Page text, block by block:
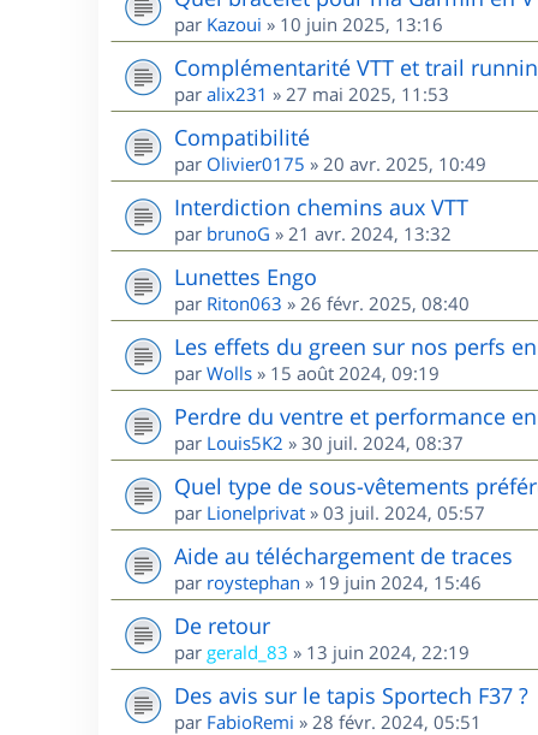
par Kazoui » 10 juin 2025, 13:16
Complémentarité VTT et trail
par alix231 » 27 mai 2025, 11:53
Compatibilité
par Olivier0175 » 20 avr. 2025, 10:49
Interdiction chemins aux VTT
par brunoG » 21 avr. 2024, 13:32
Lunettes Engo
par Riton063 » 26 févr. 2025, 08:40
Les effets du green sur nos perfs en
par Wolls » 15 août 2024, 09:19
Perdre du ventre et performance en
par Louis5K2 » 30 juil. 2024, 08:37
Quel type de sous-vêtements
par Lionelprivat » 03 juil. 2024, 05:57
Aide au téléchargement de traces
par roystephan » 19 juin 2024, 15:46
De retour
par gerald_83 » 13 juin 2024, 22:19
Des avis sur le tapis Sportech F37 ?
par FabioRemi » 28 févr. 2024, 05:51